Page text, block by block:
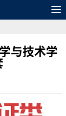
与技术学